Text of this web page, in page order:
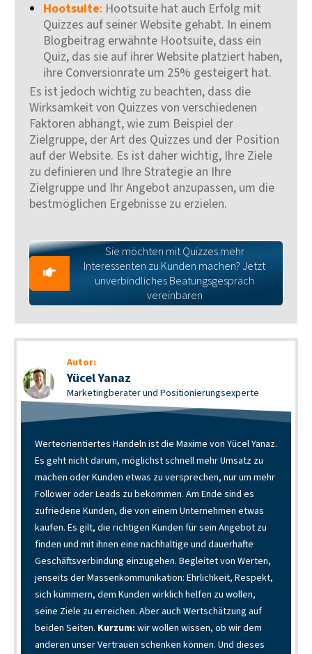
Hootsuite: Hootsuite hat auch Erfolg mit
Quizzes auf seiner Website gehabt. In einem
Blogbeitrag erwähnte Hootsuite, dass ein
Quiz, das sie auf ihrer Website platziert haben,
ihre Conversionrate um 25% gesteigert hat.
Es ist jedoch wichtig zu beachten, dass die
Wirksamkeit von Quizzes von verschiedenen
Faktoren abhängt, wie zum Beispiel der
Zielgruppe, der Art des Quizzes und der Position
auf der Website. Es ist daher wichtig, Ihre Ziele
zu definieren und Ihre Strategie an Ihre
Zielgruppe und Ihr Angebot anzupassen, um die
bestmöglichen Ergebnisse zu erzielen.
Sie möchten mit Quizzes mehr
Interessenten zu Kunden machen? Jetzt
unverbindliches Beatungsgespräch
vereinbaren
Autor:
Yücel Yanaz
Marketingberater und Positionierungsexperte
Werteorientiertes Handeln ist die Maxime von Yücel Yanaz.
Es geht nicht darum, möglichst schnell mehr Umsatz zu
machen oder Kunden etwas zu versprechen, nur um mehr
Follower oder Leads zu bekommen. Am Ende sind es
zufriedene Kunden, die von einem Unternehmen etwas
kaufen. Es gilt, die richtigen Kunden für sein Angebot zu
finden und mit ihnen eine nachhaltige und dauerhafte
Geschäftsverbindung einzugehen. Begleitet von Werten,
jenseits der Massenkommunikation: Ehrlichkeit, Respekt,
sich kümmern, dem Kunden wirklich helfen zu wollen,
seine Ziele zu erreichen. Aber auch Wertschätzung auf
beiden Seiten. Kurzum: wir wollen wissen, ob wir dem
anderen unser Vertrauen schenken können. Und dieses